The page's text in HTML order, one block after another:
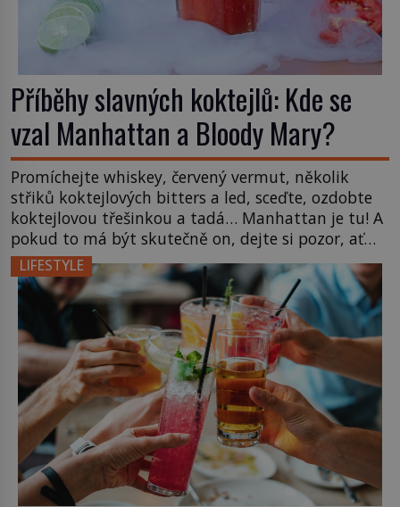
Příběhy slavných koktejlů: Kde se
vzal Manhattan a Bloody Mary?
Promíchejte whiskey, červený vermut, několik
střiků koktejlových bitters a led, sceďte, ozdobte
koktejlovou třešinkou a tadá… Manhattan je tu! A
pokud to má být skutečně on, dejte si pozor, ať
místo klasické americké rye whiskey či klidně
bourbonu nepoužijete skotskou whisku. Co se
stane? Inu, koktejl bude stále skvělý, ale už to
nebude Manhattan ale […]
LIFESTYLE